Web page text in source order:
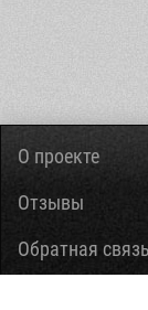
О проекте
Отзывы
Обратная связь